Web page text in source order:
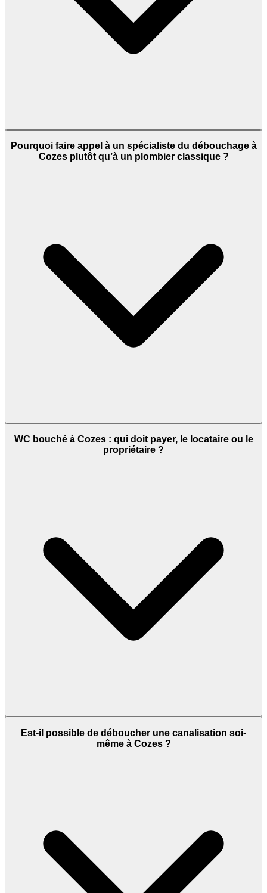
Pourquoi faire appel à un spécialiste du débouchage à
Cozes plutôt qu’à un plombier classique ?
WC bouché à Cozes : qui doit payer, le locataire ou le
propriétaire ?
Est-il possible de déboucher une canalisation soi-
même à Cozes ?